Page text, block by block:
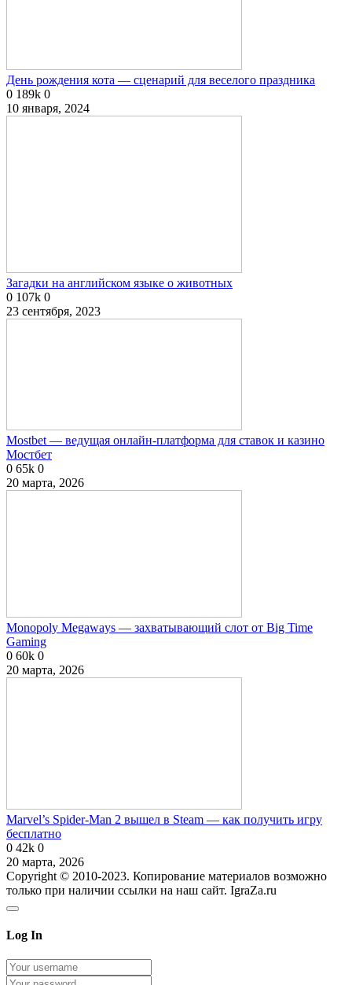
День рождения кота — сценарий для веселого праздника
0 189k 0
10 января, 2024
Загадки на английском языке о животных
0 107k 0
23 сентября, 2023
Mostbet — ведущая онлайн-платформа для ставок и казино
Мостбет
0 65k 0
20 марта, 2026
Monopoly Megaways — захватывающий слот от Big Time
Gaming
0 60k 0
20 марта, 2026
Marvel’s Spider-Man 2 вышел в Steam — как получить игру
бесплатно
0 42k 0
20 марта, 2026
Copyright © 2010-2023. Копирование материалов возможно
только при наличии ссылки на наш сайт. IgraZa.ru
Log In